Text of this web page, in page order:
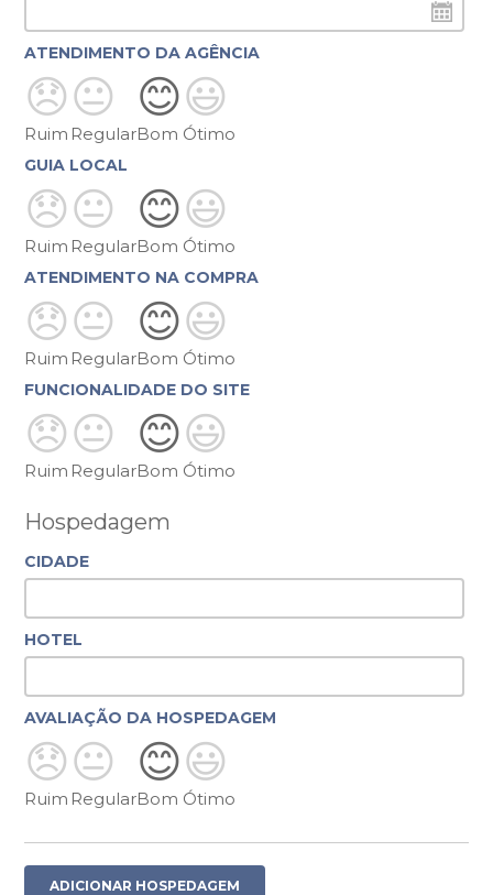
ATENDIMENTO DA AGÊNCIA
😞
Ruim
😐
Regular
😊
Bom
😃
Ótimo
GUIA LOCAL
😞
Ruim
😐
Regular
😊
Bom
😃
Ótimo
ATENDIMENTO NA COMPRA
😞
Ruim
😐
Regular
😊
Bom
😃
Ótimo
FUNCIONALIDADE DO SITE
😞
Ruim
😐
Regular
😊
Bom
😃
Ótimo
Hospedagem
CIDADE
HOTEL
AVALIAÇÃO DA HOSPEDAGEM
😞
Ruim
😐
Regular
😊
Bom
😃
Ótimo
ADICIONAR HOSPEDAGEM